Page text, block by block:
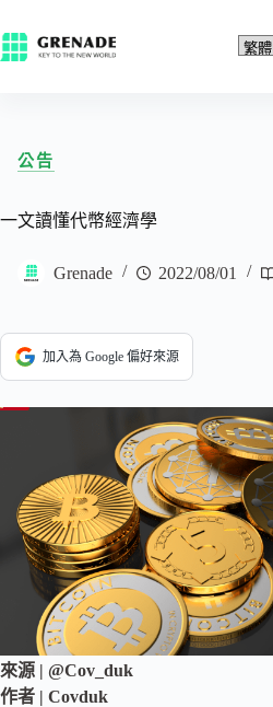
公告
一文讀懂代幣經濟學
Grenade 2022/08/01
加入為 Google 偏好來源
來源 | @Cov_duk
作者 | Covduk